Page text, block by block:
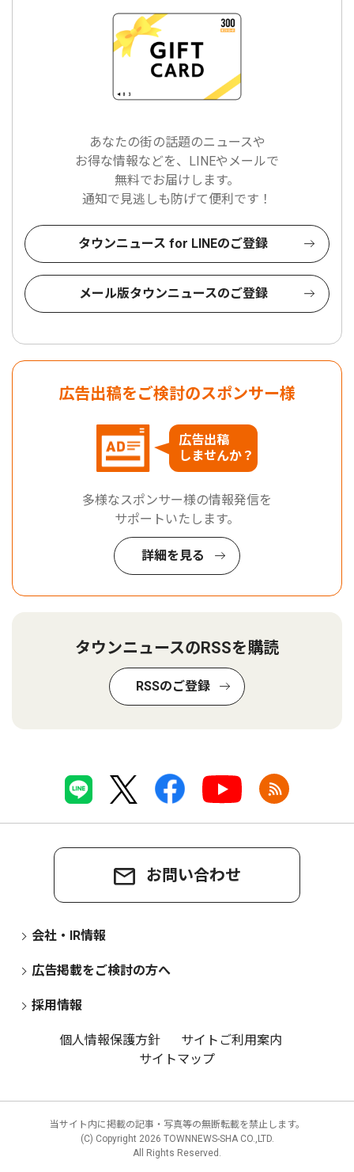
あなたの街の話題のニュースや
お得な情報などを、LINEやメールで
無料でお届けします。
通知で見逃しも防げて便利です！
タウンニュース for LINEのご登録
メール版タウンニュースのご登録
広告出稿をご検討のスポンサー様
広告出稿
しませんか？
多様なスポンサー様の情報発信を
サポートいたします。
詳細を見る
タウンニュースのRSSを購読
RSSのご登録
お問い合わせ
会社・IR情報
広告掲載をご検討の方へ
採用情報
個人情報保護方針
サイトご利用案内
サイトマップ
当サイト内に掲載の記事・写真等の無断転載を禁止します。
(C) Copyright 2026 TOWNNEWS-SHA CO.,LTD.
All Rights Reserved.